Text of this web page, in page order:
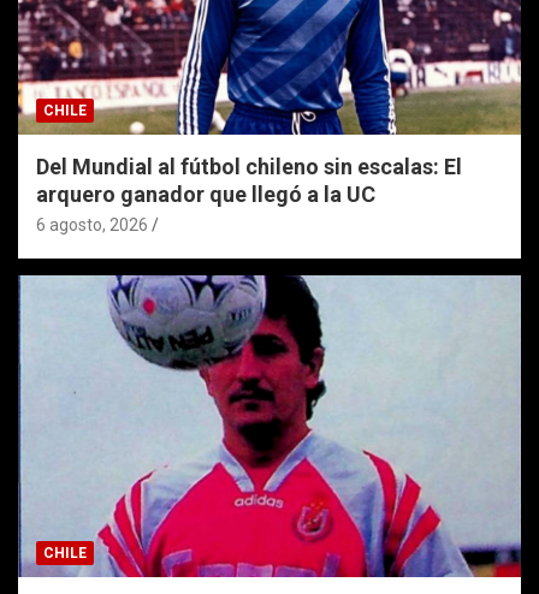
CHILE
Del Mundial al fútbol chileno sin escalas: El
arquero ganador que llegó a la UC
6 agosto, 2026
CHILE